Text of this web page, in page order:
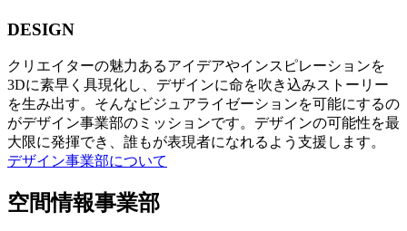
DESIGN
クリエイターの魅力あるアイデアやインスピレーションを
3Dに素早く具現化し、デザインに命を吹き込みストーリー
を生み出す。そんなビジュアライゼーションを可能にするの
がデザイン事業部のミッションです。デザインの可能性を最
大限に発揮でき、誰もが表現者になれるよう支援します。
デザイン事業部について
空間情報事業部